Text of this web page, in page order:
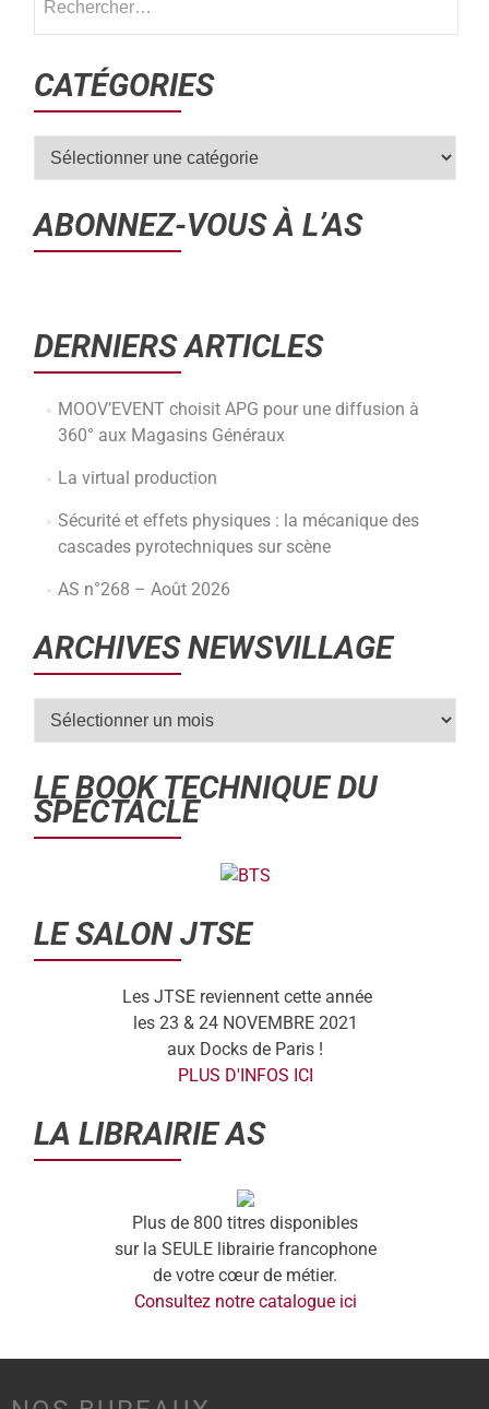
CATÉGORIES
ABONNEZ-VOUS À L’AS
DERNIERS ARTICLES
MOOV’EVENT choisit APG pour une diffusion à
360° aux Magasins Généraux
La virtual production
Sécurité et effets physiques : la mécanique des
cascades pyrotechniques sur scène
AS n°268 – Août 2026
ARCHIVES NEWSVILLAGE
LE BOOK TECHNIQUE DU
SPECTACLE
LE SALON JTSE
Les JTSE reviennent cette année
les 23 & 24 NOVEMBRE 2021
aux Docks de Paris !
PLUS D'INFOS ICI
LA LIBRAIRIE AS
Plus de 800 titres disponibles
sur la SEULE librairie francophone
de votre cœur de métier.
Consultez notre catalogue ici